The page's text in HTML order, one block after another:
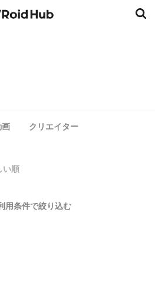
画 クリエイター
い順
用条件で絞り込む